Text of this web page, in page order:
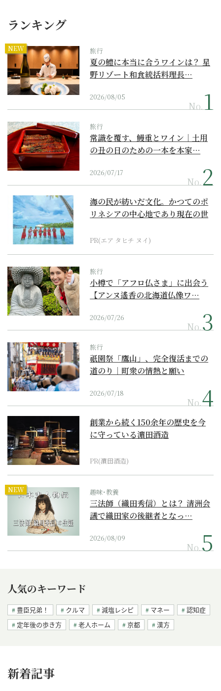
ランキング
NEW 旅行
夏の鱧に本当に合うワインは？ 星
野リゾート和食統括料理長…
2026/08/05
No.
旅行
常識を覆す、鰻重とワイン｜土用
の丑の日のための一本を本家…
2026/07/17
No.
海の民が紡いだ文化。かつてのポ
リネシアの中心地であり現在の世
PR(エア タヒチ ヌイ)
旅行
小樽で「アフロ仏さま」に出会う
【アンヌ遙香の北海道仏像ワ…
2026/07/26
No.
旅行
祇園祭「鷹山」、完全復活までの
道のり｜町衆の情熱と願い
2026/07/18
No.
創業から続く150余年の歴史を今
に守っている濵田酒造
PR(濵田酒造)
NEW 趣味･教養
三法師（織田秀信）とは？ 清洲会
議で織田家の後継者となっ…
2026/08/09
No.
人気のキーワード
豊臣兄弟！ クルマ 減塩レシピ マネー
認知症
定年後の歩き方
老人ホーム 京都 漢方
新着記事